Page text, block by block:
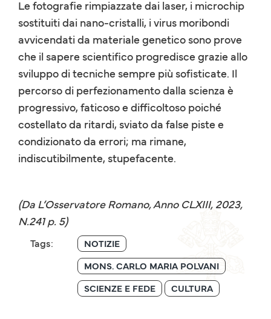
Le fotografie rimpiazzate dai laser, i microchip
sostituiti dai nano-cristalli, i virus moribondi
avvicendati da materiale genetico sono prove
che il sapere scientifico progredisce grazie allo
sviluppo di tecniche sempre più sofisticate. Il
percorso di perfezionamento dalla scienza è
progressivo, faticoso e difficoltoso poiché
costellato da ritardi, sviato da false piste e
condizionato da errori; ma rimane,
indiscutibilmente, stupefacente.
(Da L’Osservatore Romano, Anno CLXIII, 2023,
N.241 p. 5)
Tags:
NOTIZIE
MONS. CARLO MARIA POLVANI
SCIENZE E FEDE
CULTURA